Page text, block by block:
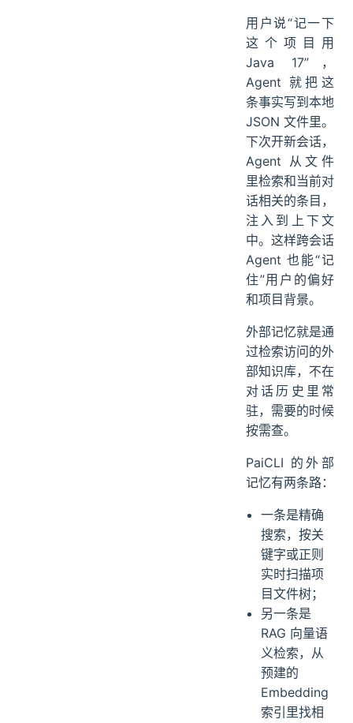
用户说“记一下
这个项目用
Java 17”，
Agent 就把这
条事实写到本地
JSON 文件里。
下次开新会话，
Agent 从文件
里检索和当前对
话相关的条目，
注入到上下文
中。这样跨会话
Agent 也能“记
住”用户的偏好
和项目背景。
外部记忆就是通
过检索访问的外
部知识库，不在
对话历史里常
驻，需要的时候
按需查。
PaiCLI 的外部
记忆有两条路：
一条是精确
搜索，按关
键字或正则
实时扫描项
目文件树；
另一条是
RAG 向量语
义检索，从
预建的
Embedding
索引里找相